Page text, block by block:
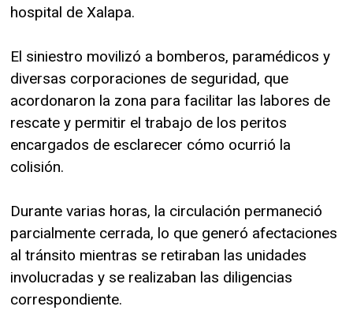
hospital de Xalapa.
El siniestro movilizó a bomberos, paramédicos y
diversas corporaciones de seguridad, que
acordonaron la zona para facilitar las labores de
rescate y permitir el trabajo de los peritos
encargados de esclarecer cómo ocurrió la
colisión.
Durante varias horas, la circulación permaneció
parcialmente cerrada, lo que generó afectaciones
al tránsito mientras se retiraban las unidades
involucradas y se realizaban las diligencias
correspondiente.